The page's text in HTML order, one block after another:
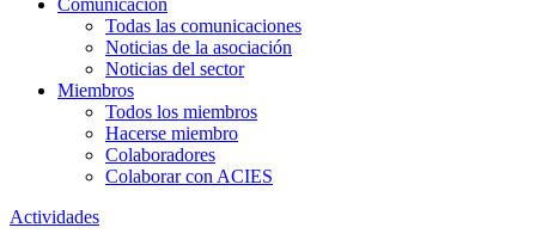
Comunicación
Todas las comunicaciones
Noticias de la asociación
Noticias del sector
Miembros
Todos los miembros
Hacerse miembro
Colaboradores
Colaborar con ACIES
Actividades